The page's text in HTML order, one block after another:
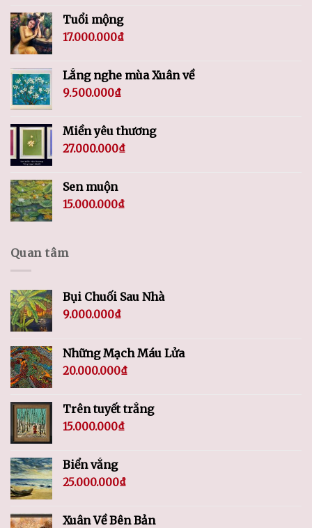
Tuổi mộng
17.000.000₫
Lắng nghe mùa Xuân về
9.500.000₫
Miền yêu thương
27.000.000₫
Sen muộn
15.000.000₫
Quan tâm
Bụi Chuối Sau Nhà
9.000.000₫
Những Mạch Máu Lửa
20.000.000₫
Trên tuyết trắng
15.000.000₫
Biển vắng
25.000.000₫
Xuân Về Bên Bản